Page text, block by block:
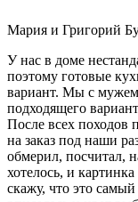
Мария и Григорий
У нас в доме
поэтому готовые
вариант. Мы с
подходящего
После всех походов
на заказ под наши
обмерил, посчитал,
хотелось, и
скажу, что это